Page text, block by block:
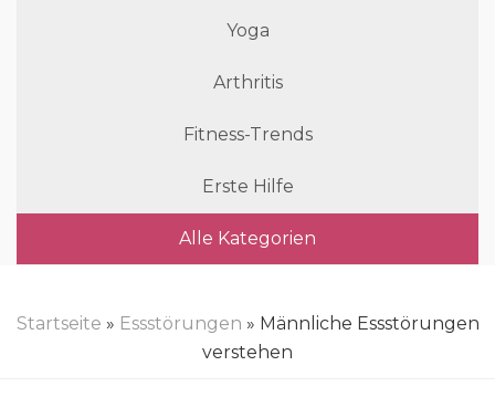
Yoga
Arthritis
Fitness-Trends
Erste Hilfe
Alle Kategorien
Startseite » Essstörungen » Männliche Essstörungen
verstehen